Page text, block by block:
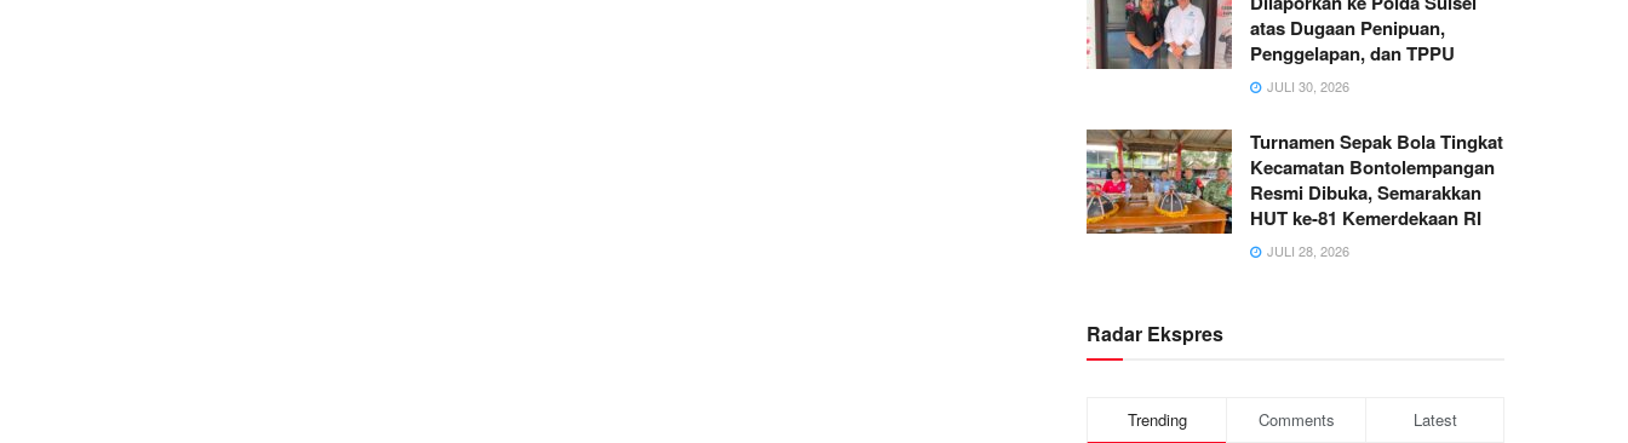
atas Dugaan Penipuan,
Penggelapan, dan TPPU
JULI 30, 2026
Turnamen Sepak Bola Tingkat
Kecamatan Bontolempangan
Resmi Dibuka, Semarakkan
HUT ke-81 Kemerdekaan RI
JULI 28, 2026
Radar Ekspres
Trending Comments Latest